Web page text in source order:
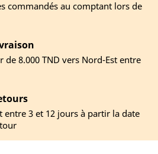
commandés au comptant lors de
de 8.000 TND vers Nord-Est entre
entre 3 et 12 jours à partir la date